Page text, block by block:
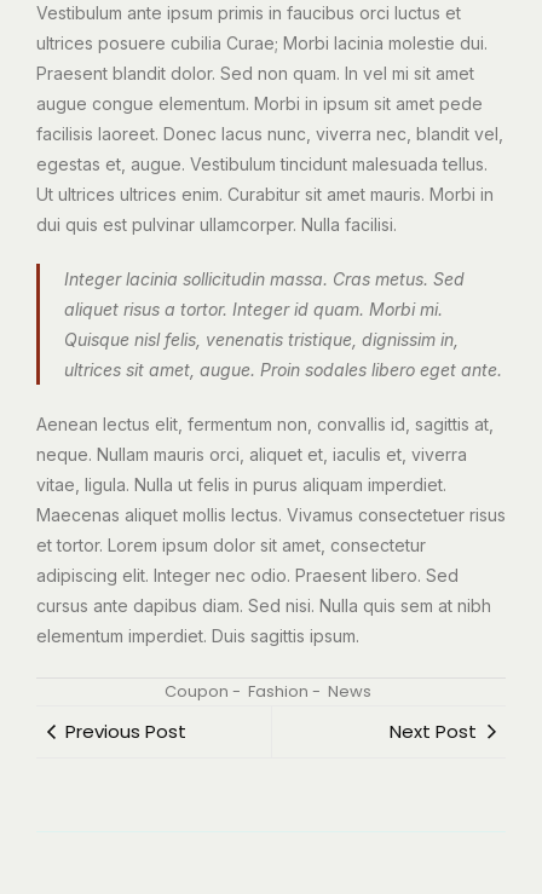
Vestibulum ante ipsum primis in faucibus orci luctus et
ultrices posuere cubilia Curae; Morbi lacinia molestie dui.
Praesent blandit dolor. Sed non quam. In vel mi sit amet
augue congue elementum. Morbi in ipsum sit amet pede
facilisis laoreet. Donec lacus nunc, viverra nec, blandit vel,
egestas et, augue. Vestibulum tincidunt malesuada tellus.
Ut ultrices ultrices enim. Curabitur sit amet mauris. Morbi in
dui quis est pulvinar ullamcorper. Nulla facilisi.
Integer lacinia sollicitudin massa. Cras metus. Sed
aliquet risus a tortor. Integer id quam. Morbi mi.
Quisque nisl felis, venenatis tristique, dignissim in,
ultrices sit amet, augue. Proin sodales libero eget ante.
Aenean lectus elit, fermentum non, convallis id, sagittis at,
neque. Nullam mauris orci, aliquet et, iaculis et, viverra
vitae, ligula. Nulla ut felis in purus aliquam imperdiet.
Maecenas aliquet mollis lectus. Vivamus consectetuer risus
et tortor. Lorem ipsum dolor sit amet, consectetur
adipiscing elit. Integer nec odio. Praesent libero. Sed
cursus ante dapibus diam. Sed nisi. Nulla quis sem at nibh
elementum imperdiet. Duis sagittis ipsum.
Coupon - Fashion - News
Previous Post Next Post